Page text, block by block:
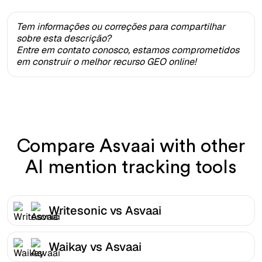
Tem informações ou correções para compartilhar
sobre esta descrição?
Entre em contato conosco, estamos comprometidos
em construir o melhor recurso GEO online!
Compare Asvaai with other
AI mention tracking tools
Writesonic vs Asvaai
Waikay vs Asvaai